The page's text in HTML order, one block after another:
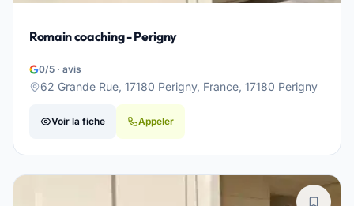
Romain coaching - Perigny
0/5 · avis
62 Grande Rue, 17180 Perigny, France, 17180 Perigny
Voir la fiche Appeler